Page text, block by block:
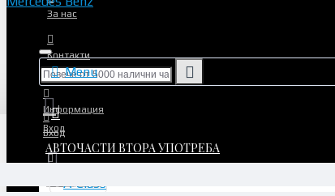
За нас
Контакти
Информация
Вход
Menu
АВТОЧАСТИ ВТОРА УПОТРЕБА
Вход